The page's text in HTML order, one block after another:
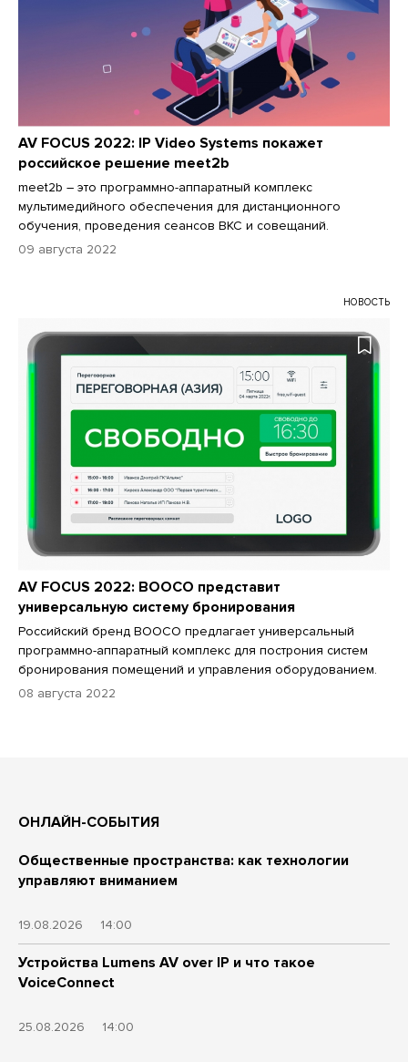
AV FOCUS 2022: IP Video Systems покажет
российское решение meet2b
meet2b – это программно-аппаратный комплекс
мультимедийного обеспечения для дистанционного
обучения, проведения сеансов ВКС и совещаний.
09 августа 2022
НОВОСТЬ
AV FOCUS 2022: BOOCO представит
универсальную систему бронирования
Российский бренд BOOCO предлагает универсальный
программно-аппаратный комплекс для построния систем
бронирования помещений и управления оборудованием.
08 августа 2022
ОНЛАЙН-СОБЫТИЯ
Общественные пространства: как технологии
управляют вниманием
19.08.2026 14:00
Устройства Lumens AV over IP и что такое
VoiceConnect
25.08.2026 14:00